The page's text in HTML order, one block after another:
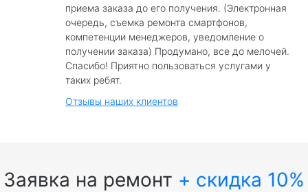
приема заказа до его получения. (Электронная
очередь, съемка ремонта смартфонов,
компетенции менеджеров, уведомление о
получении заказа) Продумано, все до мелочей.
Спасибо! Приятно пользоваться услугами у
таких ребят.
Отзывы наших клиентов
Заявка на ремонт + скидка 10%